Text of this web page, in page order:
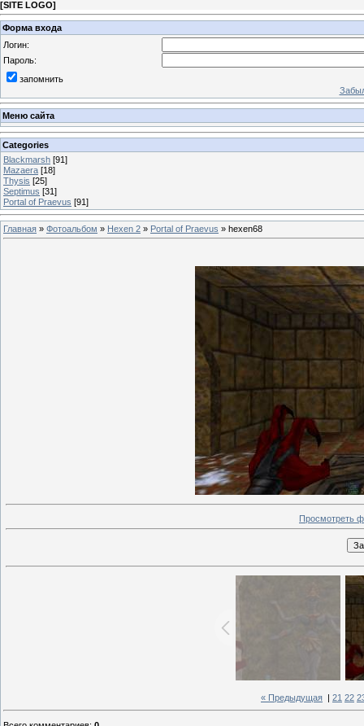
[SITE LOGO]
Форма входа
Логин:
Пароль:
запомнить
Меню сайта
Categories
Blackmarsh [91]
Mazaera [18]
Thysis [25]
Septimus [31]
Portal of Praevus [91]
Главная » Фотоальбом » Hexen 2 » Portal of Praevus » hexen68
Просмотреть
« Предыдущая 21 22